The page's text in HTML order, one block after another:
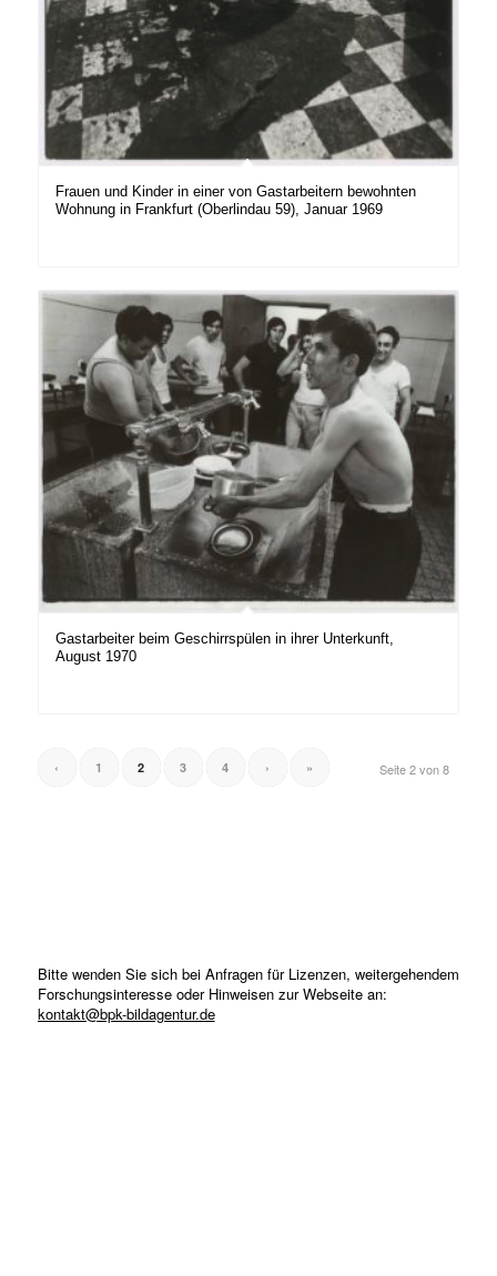
Frauen und Kinder in einer von Gastarbeitern bewohnten
Wohnung in Frankfurt (Oberlindau 59), Januar 1969
Gastarbeiter beim Geschirrspülen in ihrer Unterkunft,
August 1970
Seite 2 von 8
‹ 1 2 3 4 › »
Bitte wenden Sie sich bei Anfragen für Lizenzen, weitergehendem
Forschungsinteresse oder Hinweisen zur Webseite an:
kontakt@bpk-bildagentur.de